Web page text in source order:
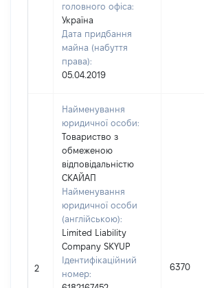
головного офіса:
Україна
Дата придбання
майна (набуття
права):
05.04.2019
2
Найменування
юридичної особи:
Товариство з
обмеженою
відповідальністю
СКАЙАП
Найменування
юридичної особи
(англійською):
Limited Liability
Company SKYUP
Ідентифікаційний
номер:
6370